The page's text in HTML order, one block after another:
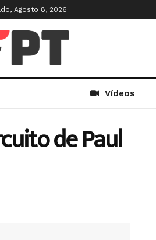
Agosto 8, 2026
Vídeos
de Paul